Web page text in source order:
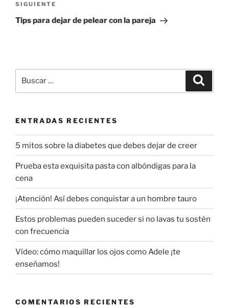
Siguiente
entrada
SIGUIENTE
Tips para dejar de pelear con la pareja
por:
ENTRADAS RECIENTES
5 mitos sobre la diabetes que debes dejar de creer
Prueba esta exquisita pasta con albóndigas para la
cena
¡Atención! Así debes conquistar a un hombre tauro
Estos problemas pueden suceder si no lavas tu sostén
con frecuencia
Vídeo: cómo maquillar los ojos como Adele ¡te
enseñamos!
COMENTARIOS RECIENTES